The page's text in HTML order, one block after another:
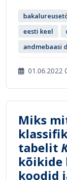
eesti keel
andmebaasi
01.06.2022
Miks
tabelit
kõikide
koodid